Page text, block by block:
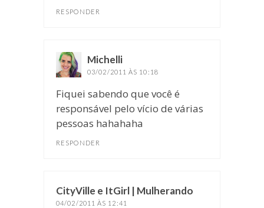
RESPONDER
Michelli
03/02/2011 ÀS 10:18
Fiquei sabendo que você é
responsável pelo vício de várias
pessoas hahahaha
RESPONDER
CityVille e ItGirl | Mulherando
04/02/2011 ÀS 12:41